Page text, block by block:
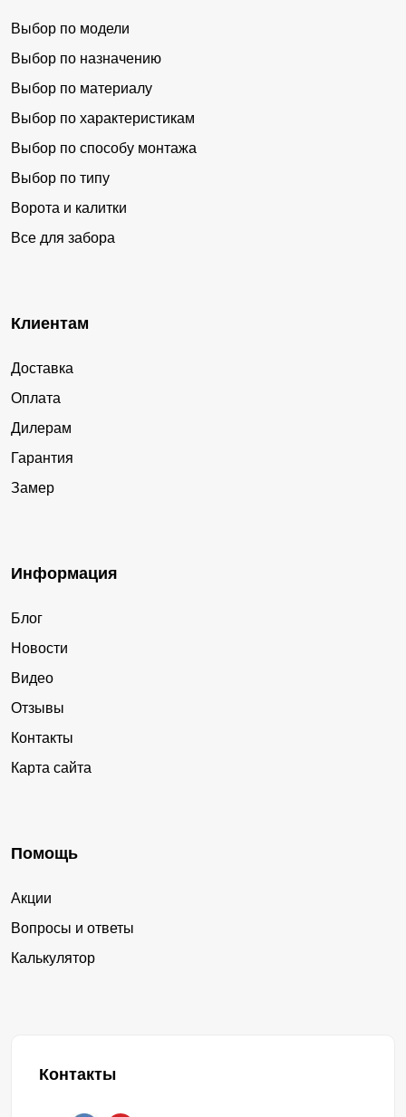
Выбор по модели
Выбор по назначению
Выбор по материалу
Выбор по характеристикам
Выбор по способу монтажа
Выбор по типу
Ворота и калитки
Все для забора
Клиентам
Доставка
Оплата
Дилерам
Гарантия
Замер
Информация
Блог
Новости
Видео
Отзывы
Контакты
Карта сайта
Помощь
Акции
Вопросы и ответы
Калькулятор
Контакты